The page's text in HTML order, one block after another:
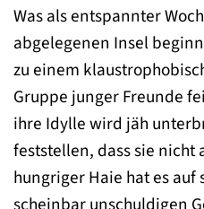
Was als entspannter
abgelegenen Insel
zu einem
Gruppe junger Freunde
ihre Idylle wird jäh
feststellen, dass sie nicht
hungriger Haie hat es auf